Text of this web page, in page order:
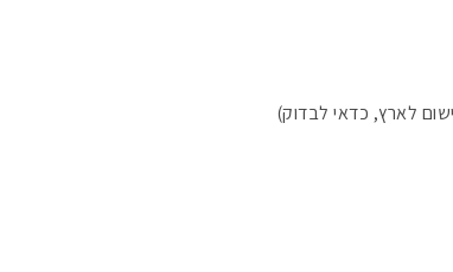
לארץ, כדאי לבדוק)